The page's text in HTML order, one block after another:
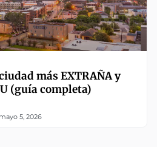
más EXTRAÑA y
(guía completa)
mayo 5, 2026